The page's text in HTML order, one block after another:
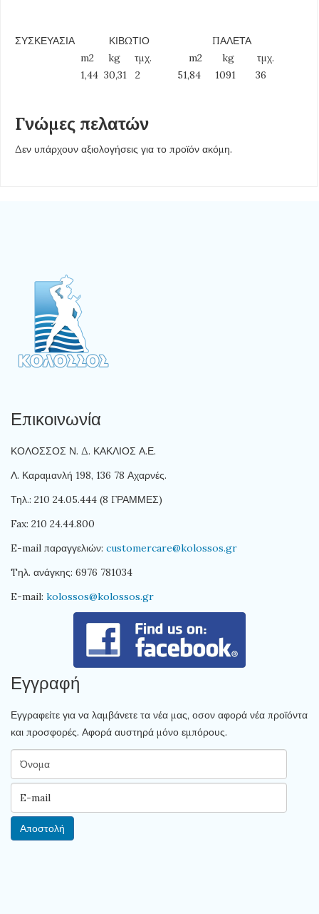
ΣΥΣΚΕΥΑΣΙΑ ΚΙΒΩΤΙΟ ΠΑΛΕΤΑ
m2 kg τμχ. m2 kg τμχ.
1,44 30,31 2 51,84 1091 36
Γνώμες πελατών
Δεν υπάρχουν αξιολογήσεις για το προϊόν ακόμη.
Επικοινωνία
ΚΟΛΟΣΣΟΣ Ν. Δ. ΚΑΚΛΙΟΣ Α.Ε.
Λ. Καραμανλή 198, 136 78 Αχαρνές.
Τηλ.: 210 24.05.444 (8 ΓΡΑΜΜΕΣ)
Fax: 210 24.44.800
E-mail παραγγελιών: customercare@kolossos.gr
Tηλ. ανάγκης: 6976 781034
E-mail: kolossos@kolossos.gr
Εγγραφή
Εγγραφείτε για να λαμβάνετε τα νέα μας, οσον αφορά νέα προϊόντα
και προσφορές. Αφορά αυστηρά μόνο εμπόρους.